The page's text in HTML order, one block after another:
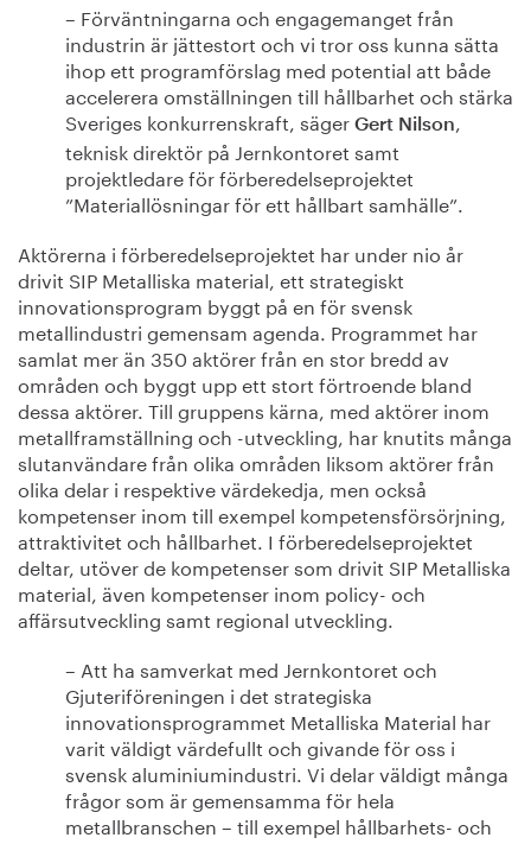
– Förväntningarna och engagemanget från
industrin är jättestort och vi tror oss kunna sätta
ihop ett programförslag med potential att både
accelerera omställningen till hållbarhet och stärka
Sveriges konkurrenskraft, säger Gert Nilson,
teknisk direktör på Jernkontoret samt
projektledare för förberedelseprojektet
”Materiallösningar för ett hållbart samhälle”.
Aktörerna i förberedelseprojektet har under nio år
drivit SIP Metalliska material, ett strategiskt
innovationsprogram byggt på en för svensk
metallindustri gemensam agenda. Programmet har
samlat mer än 350 aktörer från en stor bredd av
områden och byggt upp ett stort förtroende bland
dessa aktörer. Till gruppens kärna, med aktörer inom
metallframställning och -utveckling, har knutits många
slutanvändare från olika områden liksom aktörer från
olika delar i respektive värdekedja, men också
kompetenser inom till exempel kompetensförsörjning,
attraktivitet och hållbarhet. I förberedelseprojektet
deltar, utöver de kompetenser som drivit SIP Metalliska
material, även kompetenser inom policy- och
affärsutveckling samt regional utveckling.
– Att ha samverkat med Jernkontoret och
Gjuteriföreningen i det strategiska
innovationsprogrammet Metalliska Material har
varit väldigt värdefullt och givande för oss i
svensk aluminiumindustri. Vi delar väldigt många
frågor som är gemensamma för hela
metallbranschen – till exempel hållbarhets- och